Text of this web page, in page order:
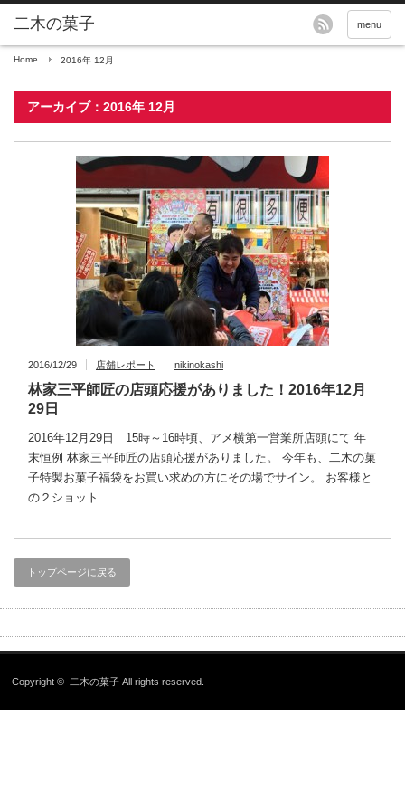
menu
Home 2016年 12月
アーカイブ：2016年 12月
2016/12/29 店舗レポート nikinokashi
林家三平師匠の店頭応援がありました！2016年12月
29日
2016年12月29日 15時～16時頃、アメ横第一営業所店頭にて 年
末恒例 林家三平師匠の店頭応援がありました。 今年も、二木の菓
子特製お菓子福袋をお買い求めの方にその場でサイン。 お客様と
の２ショット…
トップページに戻る
Copyright © 二木の菓子 All rights reserved.